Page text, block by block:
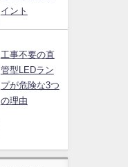
イント
工事不要の直
管型LEDラン
プが危険な3つ
の理由